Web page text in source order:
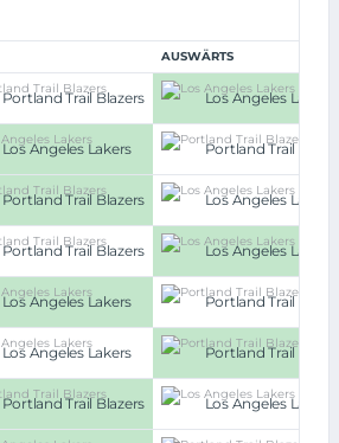
AUSWÄRTS
Portland Trail Blazers Los Angeles Lakers
Los Angeles Lakers Portland Trail
Portland Trail Blazers Los Angeles Lakers
Portland Trail Blazers Los Angeles Lakers
Los Angeles Lakers Portland Trail
Los Angeles Lakers Portland Trail
Portland Trail Blazers Los Angeles Lakers